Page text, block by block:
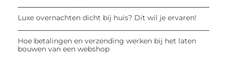
Luxe overnachten dicht bij huis? Dit wil je ervaren!
Hoe betalingen en verzending werken bij het laten
bouwen van een webshop